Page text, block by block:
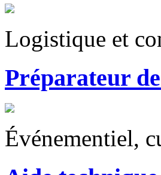
Logistique et
Préparateur
Événementiel,